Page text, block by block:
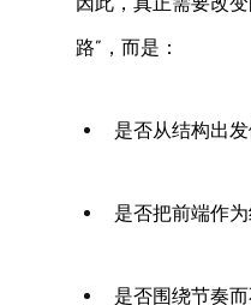
路”，而是：
是否从结构出发
是否把前端作
是否围绕节奏